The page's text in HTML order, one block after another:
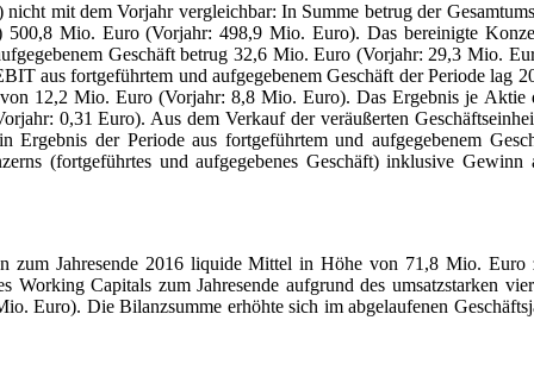
mit dem Vorjahr vergleichbar: In Summe betrug der
500,8 Mio. Euro (Vorjahr: 498,9 Mio. Euro). Das bereinigte
Geschäft betrug 32,6 Mio. Euro (Vorjahr: 29,3 Mio.
aus fortgeführtem und aufgegebenem Geschäft der Periode lag
12,2 Mio. Euro (Vorjahr: 8,8 Mio. Euro). Das Ergebnis je Aktie
0,31 Euro). Aus dem Verkauf der veräußerten
der Periode aus fortgeführtem und aufgegebenem
(fortgeführtes und aufgegebenes Geschäft) inklusive Gewinn
zum Jahresende 2016 liquide Mittel in Höhe von 71,8 Mio. Euro
Capitals zum Jahresende aufgrund des umsatzstarken
Euro). Die Bilanzsumme erhöhte sich im abgelaufenen